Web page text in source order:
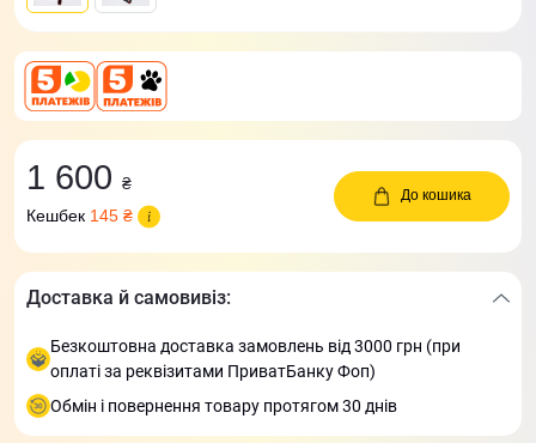
1 600 ₴
Кешбек 145 ₴
До кошика
Доставка й самовивіз:
Безкоштовна доставка замовлень від 3000 грн (при
оплаті за реквізитами ПриватБанку Фоп)
Обмін і повернення товару протягом 30 днів